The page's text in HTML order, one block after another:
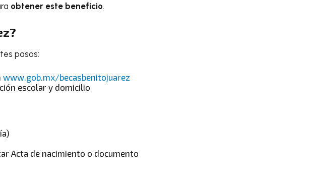
obtener este beneficio.
pasos:
www.gob.mx/becasbenitojuarez
escolar y domicilio
Acta de nacimiento o documento